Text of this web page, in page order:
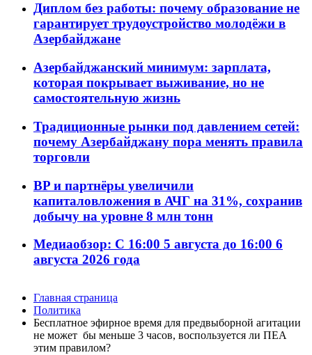
Диплом без работы: почему образование не
гарантирует трудоустройство молодёжи в
Азербайджане
Азербайджанский минимум: зарплата,
которая покрывает выживание, но не
самостоятельную жизнь
Традиционные рынки под давлением сетей:
почему Азербайджану пора менять правила
торговли
BP и партнёры увеличили
капиталовложения в АЧГ на 31%, сохранив
добычу на уровне 8 млн тонн
Медиаобзор: С 16:00 5 августа до 16:00 6
августа 2026 года
Главная страница
Политика
Бесплатное эфирное время для предвыборной агитации
не может бы меньше 3 часов, воспользуется ли ПЕА
этим правилом?